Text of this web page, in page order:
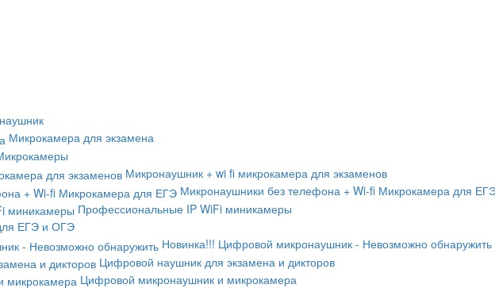
Микрокамера для экзамена
Микронаушник + wi fi микрокамера для экзаменов
Микронаушники без телефона + Wi-fi Микрокамера для
Профессиональные IP WiFi миникамеры
ЕГЭ и ОГЭ
Новинка!!! Цифровой микронаушник - Невозможно обнаружить
Цифровой наушник для экзамена и дикторов
Цифровой микронаушник и микрокамера